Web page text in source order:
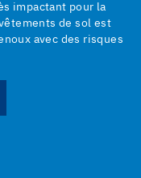
impactant pour la
de sol est
avec des risques